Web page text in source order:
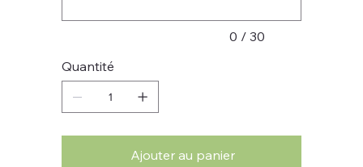
0 / 30
Quantité
Ajouter au panier